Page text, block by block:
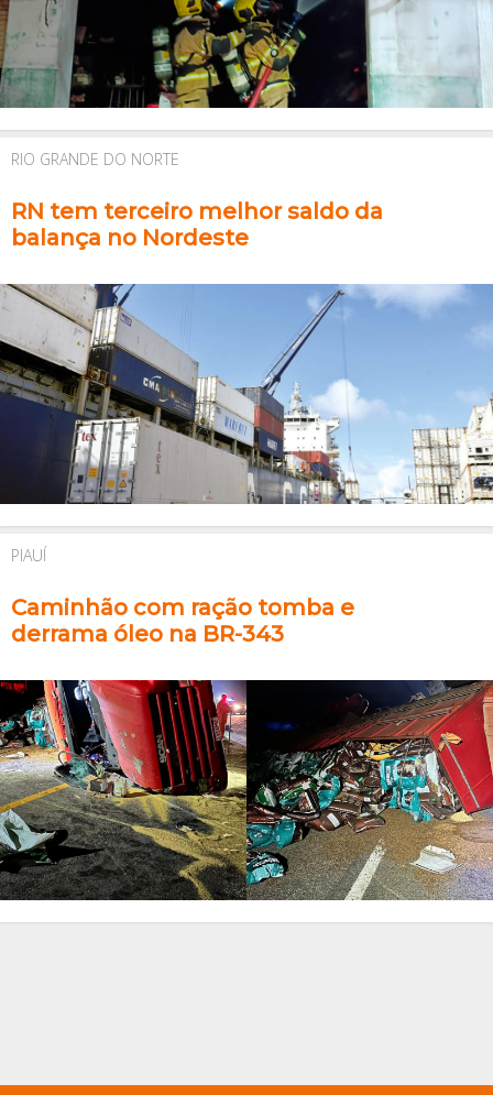
RIO GRANDE DO NORTE
RN tem terceiro melhor saldo da
balança no Nordeste
PIAUÍ
Caminhão com ração tomba e
derrama óleo na BR-343